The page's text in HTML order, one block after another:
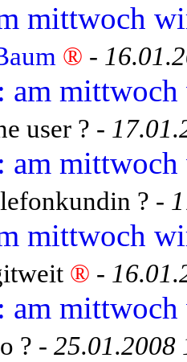
mittwoch
® -
am mittwoch
user ? -
am mittwoch
? -
mittwoch
® -
am mittwoch
? - 25.01.2008